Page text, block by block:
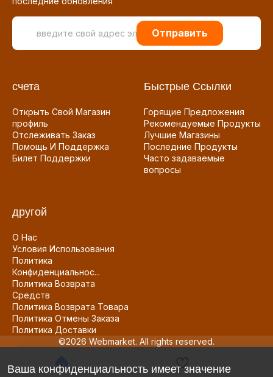
Отправить
счета
Открыть Свой Магазин
профиль
Отслеживать Заказ
Помощь И Поддержка
Билет Поддержки
Быстрые Ссылки
Горящие Предложения
Рекомендуемые Продукты
Лучшие Магазины
Последние Продукты
Часто задаваемые
вопросы
другой
О Нас
Условия Использования
Политика
Конфиденциальнос...
Политика Возврата
Средств
Политика Возврата Товара
Политика Отмены Заказа
Политика Доставки
©2026 Webmarket. All rights reserved.
Ваша конфиденциальность имеет значение